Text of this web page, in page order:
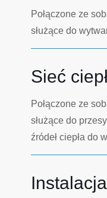
Połączone ze
służące do
Sieć
Połączone ze
służące do
źródeł ciepła do